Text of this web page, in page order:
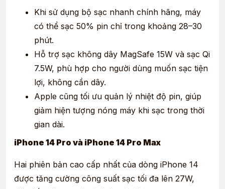
Khi sử dụng bộ sạc nhanh chính hãng, máy
có thể sạc 50% pin chỉ trong khoảng 28–30
phút.
Hỗ trợ sạc không dây MagSafe 15W và sạc Qi
7.5W, phù hợp cho người dùng muốn sạc tiện
lợi, không cần dây.
Apple cũng tối ưu quản lý nhiệt độ pin, giúp
giảm hiện tượng nóng máy khi sạc trong thời
gian dài.
iPhone 14 Pro và iPhone 14 Pro Max
Hai phiên bản cao cấp nhất của dòng iPhone 14
được tăng cường công suất sạc tối đa lên 27W,